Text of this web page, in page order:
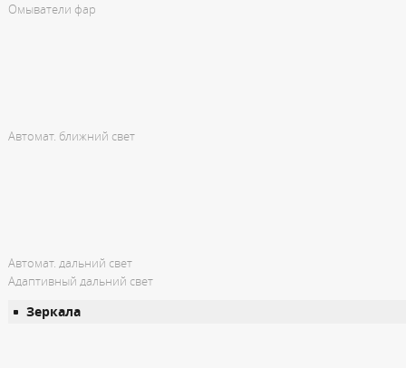
Омыватели фар
Автомат. ближний свет
Автомат. дальний свет
Адаптивный дальний свет
Зеркала